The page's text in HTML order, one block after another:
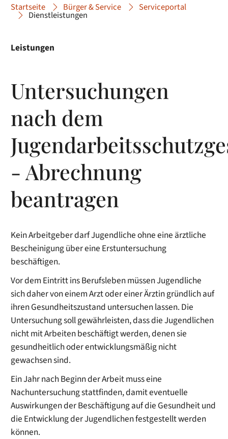
Startseite Bürger & Service Serviceportal
Dienstleistungen
Leistungen
Untersuchungen
nach dem
- Abrechnung
beantragen
Kein Arbeitgeber darf Jugendliche ohne eine ärztliche
Bescheinigung über eine Erstuntersuchung
beschäftigen.
Vor dem Eintritt ins Berufsleben müssen Jugendliche
sich daher von einem Arzt oder einer Ärztin gründlich auf
ihren Gesundheitszustand untersuchen lassen. Die
Untersuchung soll gewährleisten, dass die Jugendlichen
nicht mit Arbeiten beschäftigt werden, denen sie
gesundheitlich oder entwicklungsmäßig nicht
gewachsen sind.
Ein Jahr nach Beginn der Arbeit muss eine
Nachuntersuchung stattfinden, damit eventuelle
Auswirkungen der Beschäftigung auf die Gesundheit und
die Entwicklung der Jugendlichen festgestellt werden
können.